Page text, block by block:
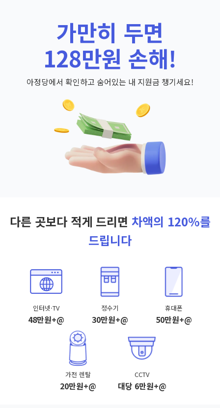
가만히 두면
128만원 손해!
아정당에서 확인하고 숨어있는 내 지원금 챙기세요!
다른 곳보다 적게 드리면 차액의 120%를
드립니다
인터넷·TV
48만원+@
정수기
30만원+@
휴대폰
50만원+@
가전 렌탈
20만원+@
CCTV
대당 6만원+@